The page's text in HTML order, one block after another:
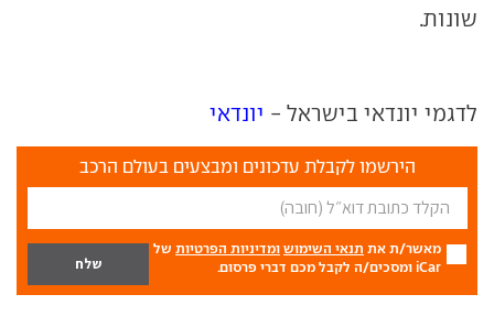
שונות.
לדגמי יונדאי בישראל - יונדאי
הירשמו לקבלת עדכונים ומבצעים בעולם הרכב
מאשר/ת את תנאי השימוש ומדיניות הפרטיות של
iCar ומסכים/ה לקבל מכם דברי פרסום.